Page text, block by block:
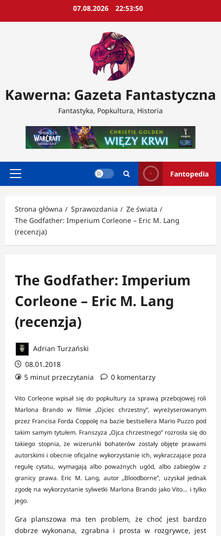
07.08.2026 22:53:52
Kawerna: Gazeta Fantastyczna
Fantastyka, Popkultura, Historia
Menu
Fantopedia
Strona główna Sprawozdania
Ze świata
The Godfather: Imperium Corleone – Eric M. Lang
(recenzja)
The Godfather: Imperium
Corleone – Eric M. Lang
(recenzja)
Adrian Turzański
08.01.2018
5 minut przeczytania
0 komentarzy
Vito Corleone wpisał się do popkultury za sprawą przebojowej roli
Marlona Brando w filmie „Ojciec chrzestny”, wyreżyserowanym
przez Francisa Forda Coppolę na bazie bestsellera Mario Puzzo pod
takim samym tytułem. Franszyza „Ojca chrzestnego” rozrosła się do
takiego stopnia, że wizerunki bohaterów zostały objęte prawami
autorskimi i obecnie oficjalne wykorzystanie ich, wykraczające poza
regułę cytatu, wymagają albo poważnych ugód, albo zabiegów z
granicy prawa. Eric M. Lang, autor „Bloodborne”, uzyskał jednak
zgodę na wykorzystanie sylwetki Marlona Brando jako Vito… i tylko
jego.
Gra planszowa ma ten problem, że choć jest bardzo
dobrze wykonana, zgrabna i prosta w rozgrywce, jest